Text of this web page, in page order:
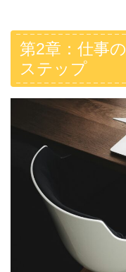
第2章：仕事
ステップ